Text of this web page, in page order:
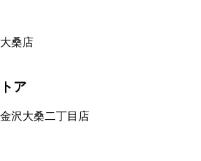
桑店
ア
沢大桑二丁目店